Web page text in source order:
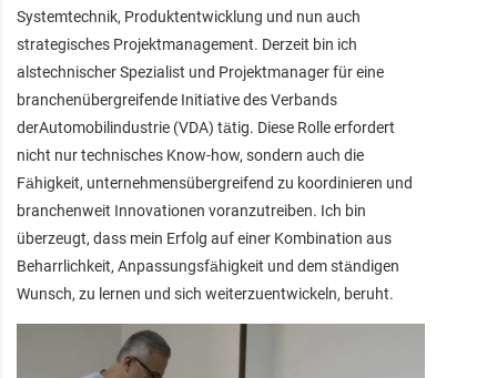
Systemtechnik, Produktentwicklung und nun auch
strategisches Projektmanagement. Derzeit bin ich
alstechnischer Spezialist und Projektmanager für eine
branchenübergreifende Initiative des Verbands
derAutomobilindustrie (VDA) tätig. Diese Rolle erfordert
nicht nur technisches Know-how, sondern auch die
Fähigkeit, unternehmensübergreifend zu koordinieren und
branchenweit Innovationen voranzutreiben. Ich bin
überzeugt, dass mein Erfolg auf einer Kombination aus
Beharrlichkeit, Anpassungsfähigkeit und dem ständigen
Wunsch, zu lernen und sich weiterzuentwickeln, beruht.